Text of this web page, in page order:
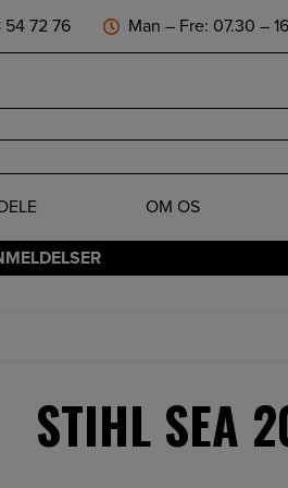
54 72 76 Man – Fre: 07.30 –
OM OS
STIHL SEA